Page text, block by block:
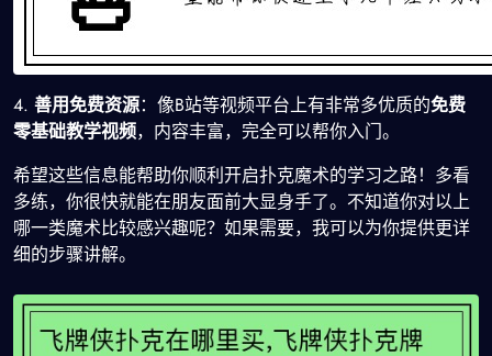
4. 善用免费资源：像B站等视频平台上有非常多优质的免费
零基础教学视频，内容丰富，完全可以帮你入门。
希望这些信息能帮助你顺利开启扑克魔术的学习之路！多看
多练，你很快就能在朋友面前大显身手了。不知道你对以上
哪一类魔术比较感兴趣呢？如果需要，我可以为你提供更详
细的步骤讲解。